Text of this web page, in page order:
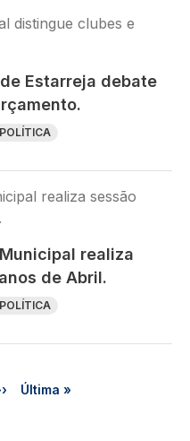
Estarreja debate
POLÍTICA
realiza
de Abril.
POLÍTICA
página
Última página
Última »